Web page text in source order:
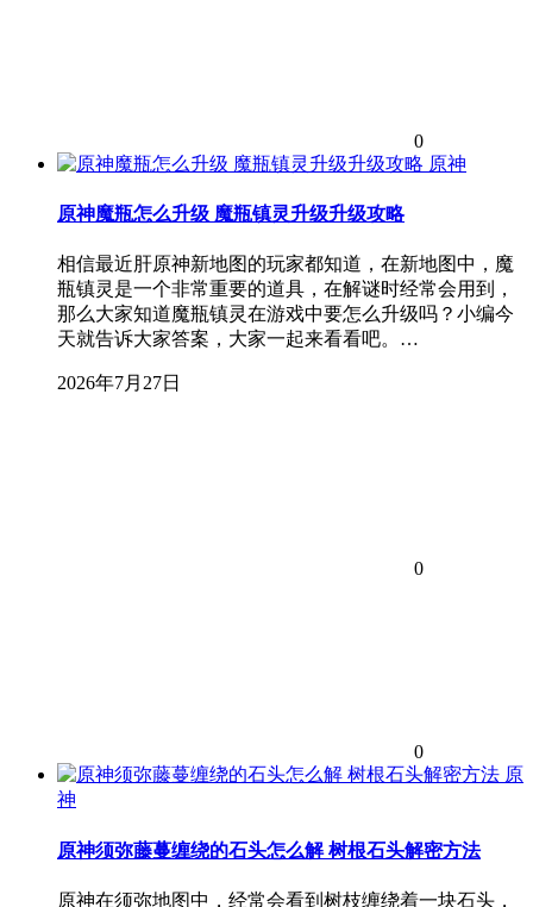
0
原神
原神魔瓶怎么升级 魔瓶镇灵升级升级攻略
相信最近肝原神新地图的玩家都知道，在新地图中，魔
瓶镇灵是一个非常重要的道具，在解谜时经常会用到，
那么大家知道魔瓶镇灵在游戏中要怎么升级吗？小编今
天就告诉大家答案，大家一起来看看吧。…
2026年7月27日
0
0
原
神
原神须弥藤蔓缠绕的石头怎么解 树根石头解密方法
原神在须弥地图中，经常会看到树枝缠绕着一块石头，